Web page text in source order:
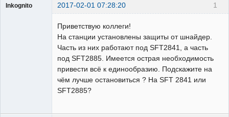
1
Inkognito 2017-02-01 07:28:20
Приветствую коллеги!
На станции установлены защиты от шнайдер.
Часть из них работают под SFT2841, а часть
под SFT2885. Имеется острая необходимость
привести всё к единообразию. Подскажите на
чём лучше остановиться ? На SFT 2841 или
SFT2885?